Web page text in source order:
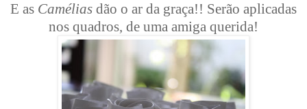
E as Camélias dão o ar da graça!! Serão aplicadas
nos quadros, de uma amiga querida!